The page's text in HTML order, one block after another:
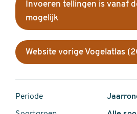
Invoeren tellingen is vanaf
mogelijk
Website vorige Vogelatlas
Periode